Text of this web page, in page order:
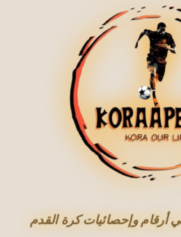
أرقام وإحصائيات كرة القدم